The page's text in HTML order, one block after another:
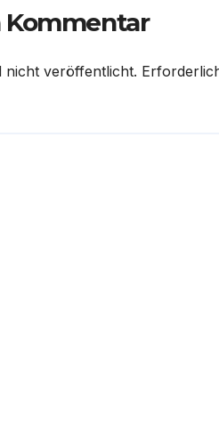
Kommentar
nicht veröffentlicht.